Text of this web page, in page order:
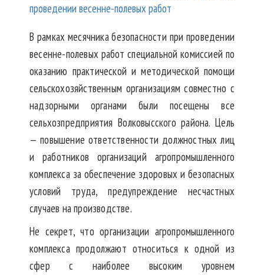
В рамках месячника безопасности при проведении
весенне-полевых работ специальной комиссией по
оказанию практической и методической помощи
сельскохозяйственным организациям совместно с
надзорными органами были посещены все
сельхозпредприятия Волковысского района. Цель
— повышение ответственности должностных лиц
и работников организаций агропромышленного
комплекса за обеспечение здоровых и безопасных
условий труда, предупреждение несчастных
случаев на производстве.
Не секрет, что организации агропромышленного
комплекса продолжают относиться к одной из
сфер с наиболее высоким уровнем